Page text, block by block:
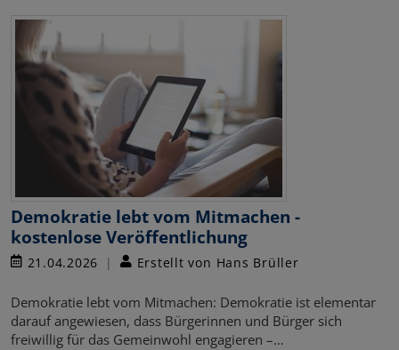
Demokratie lebt vom Mitmachen -
kostenlose Veröffentlichung
21.04.2026 Erstellt von Hans Brüller
Demokratie lebt vom Mitmachen: Demokratie ist elementar
darauf angewiesen, dass Bürgerinnen und Bürger sich
freiwillig für das Gemeinwohl engagieren –…